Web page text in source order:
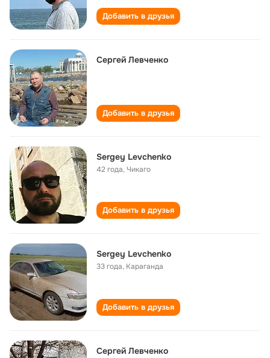
Добавить в друзья
Сергей Левченко
Добавить в друзья
Sergey Levchenko
42 года,Чикаго
Добавить в друзья
Sergey Levchenko
33 года, Караганда
Добавить в друзья
Сергей Левченко